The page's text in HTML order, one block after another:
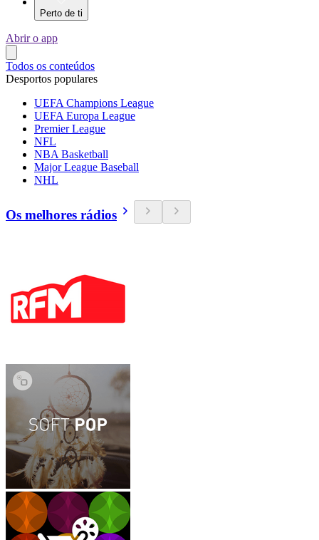
Perto de ti
Abrir o app
Todos os conteúdos
Desportos populares
UEFA Champions League
UEFA Europa League
Premier League
NFL
NBA Basketball
Major League Baseball
NHL
Os melhores rádios